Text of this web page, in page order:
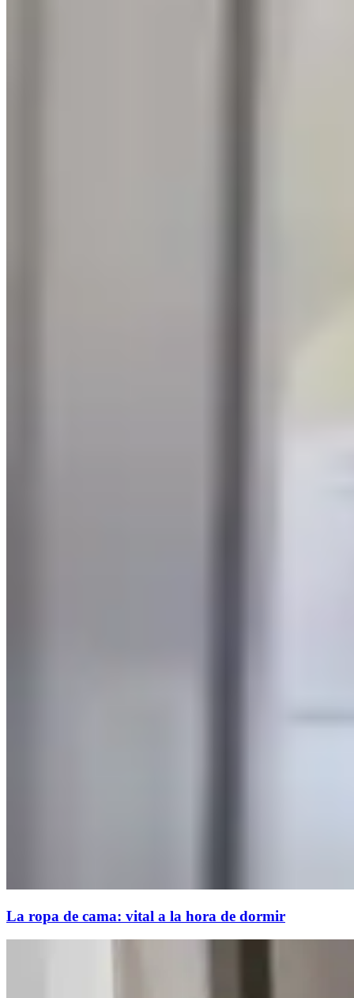
La ropa de cama: vital a la hora de dormir